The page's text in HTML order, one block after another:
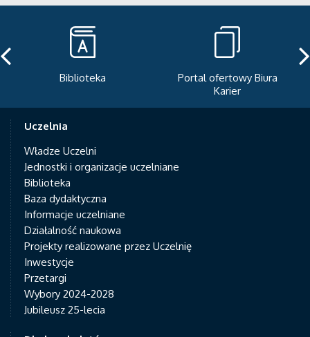
Biblioteka
Portal ofertowy Biura
Karier
Uczelnia
Władze Uczelni
Jednostki i organizacje uczelniane
Biblioteka
Baza dydaktyczna
Informacje uczelniane
Działalność naukowa
Projekty realizowane przez Uczelnię
Inwestycje
Przetargi
Wybory 2024-2028
Jubileusz 25-lecia